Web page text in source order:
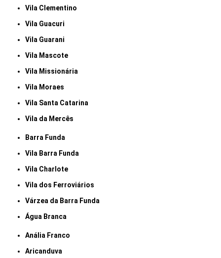
Vila Clementino
Vila Guacuri
Vila Guarani
Vila Mascote
Vila Missionária
Vila Moraes
Vila Santa Catarina
Vila da Mercês
Barra Funda
Vila Barra Funda
Vila Charlote
Vila dos Ferroviários
Várzea da Barra Funda
Água Branca
Anália Franco
Aricanduva